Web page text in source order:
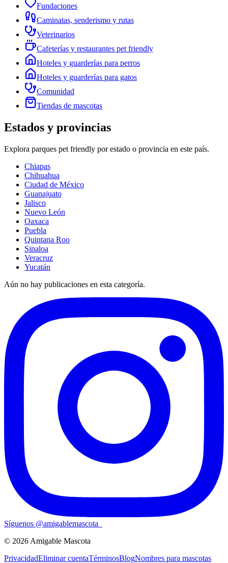
Fundaciones
Caminatas, senderismo y rutas
Veterinarios
Cafeterías y restaurantes pet friendly
Hoteles y guarderías para perros
Hoteles y guarderías para gatos
Comunidad
Tiendas de mascotas
Estados y provincias
Explora parques pet friendly por estado o provincia en este país.
Chiapas
Chihuahua
Ciudad de México
Guanajuato
Jalisco
Nuevo León
Oaxaca
Puebla
Quintana Roo
Sinaloa
Veracruz
Yucatán
Aún no hay publicaciones en esta categoría.
Síguenos @amigablemascota_
© 2026 Amigable Mascota
PrivacidadEliminar cuentaTérminosBlogNombres para mascotas